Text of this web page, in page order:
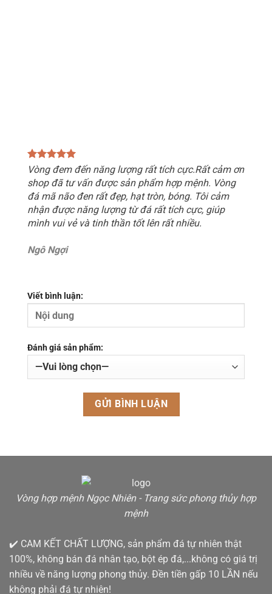
Vòng đem đến năng lượng rất tích cực.Rất cảm ơn
shop đã tư vấn được sản phẩm hợp mệnh. Vòng
đá mã não đen rất đẹp, hạt tròn, bóng. Tôi cảm
nhận được năng lượng từ đá rất tích cực, giúp
mình vui vẻ và tinh thần tốt lên rất nhiều.
Ngô Ngợi
Viết bình luận:
Đánh giá sản phẩm:
Vòng hợp mệnh Ngọc Nhiên - Trang sức phong thủy hợp
mệnh
✔️ CAM KẾT CHẤT LƯỢNG, sản phẩm đá tự nhiên thật
100%, không bán đá nhân tạo, bột ép đá,...không có giá trị
nhiều về năng lượng phong thủy. Đền tiền gấp 10 LẦN nếu
không phải đá tự nhiên!